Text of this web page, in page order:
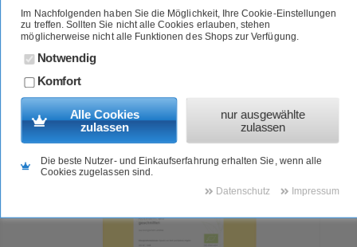
Im Nachfolgenden haben Sie die Möglichkeit, Ihre Cookie-Einstellungen
zu treffen. Sollten Sie nicht alle Cookies erlauben, stehen
möglicherweise nicht alle Funktionen des Shops zur Verfügung.
Notwendig
Komfort
Alle Cookies
zulassen
nur ausgewählte
zulassen
Die beste Nutzer- und Einkaufserfahrung erhalten Sie, wenn alle
Cookies zugelassen sind.
Datenschutz Impressum